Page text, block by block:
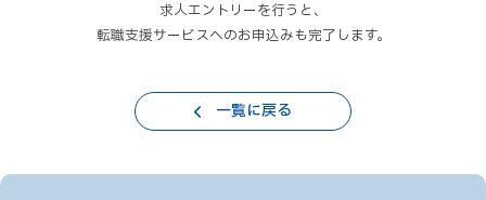
求人エントリーを行うと、
転職支援サービスへのお申込みも完了します。
一覧に戻る